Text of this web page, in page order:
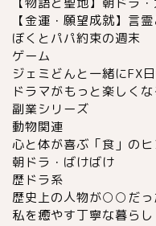
【金運・願望成就】言
ぼくとパパ約束の週末
ゲーム
ジェミどんと一緒にFX
ドラマがもっと楽しく
副業シリーズ
動物関連
心と体が喜ぶ「食」のヒ
朝ドラ・ばけばけ
歴ドラ系
歴史上の人物が○○だ
私を癒やす丁寧な暮らし